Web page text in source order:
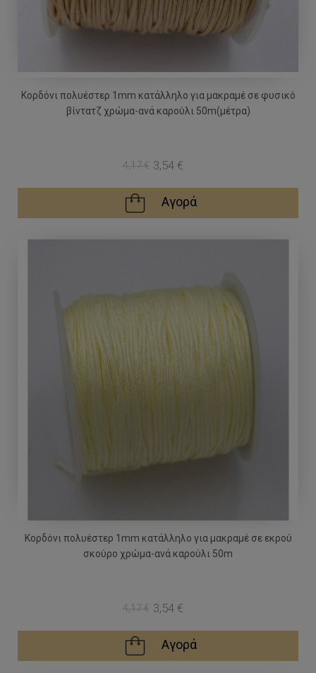
Κορδόνι πολυέστερ 1mm κατάλληλο για μακραμέ σε φυσικό
βίντατζ χρώμα-ανά καρούλι 50m(μέτρα)
4,17 € 3,54 €
Αγορά
Κορδόνι πολυέστερ 1mm κατάλληλο για μακραμέ σε εκρού
σκούρο χρώμα-ανά καρούλι 50m
4,17 € 3,54 €
Αγορά